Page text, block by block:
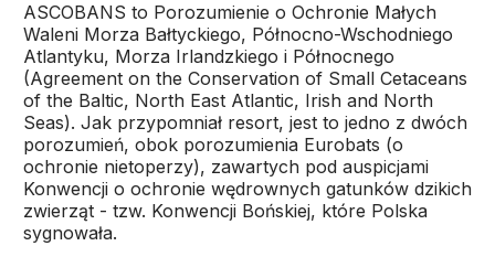
ASCOBANS to Porozumienie o Ochronie Małych
Waleni Morza Bałtyckiego, Północno-Wschodniego
Atlantyku, Morza Irlandzkiego i Północnego
(Agreement on the Conservation of Small Cetaceans
of the Baltic, North East Atlantic, Irish and North
Seas). Jak przypomniał resort, jest to jedno z dwóch
porozumień, obok porozumienia Eurobats (o
ochronie nietoperzy), zawartych pod auspicjami
Konwencji o ochronie wędrownych gatunków dzikich
zwierząt - tzw. Konwencji Bońskiej, które Polska
sygnowała.